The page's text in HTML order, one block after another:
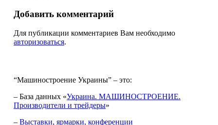
Добавить комментарий
Для публикации комментариев Вам необходимо
авторизоваться.
“Машиностроение Украины” – это:
– База данных «Украина. МАШИНОСТРОЕНИЕ.
Производители и трейдеры»
– Выставки, ярмарки, конференции